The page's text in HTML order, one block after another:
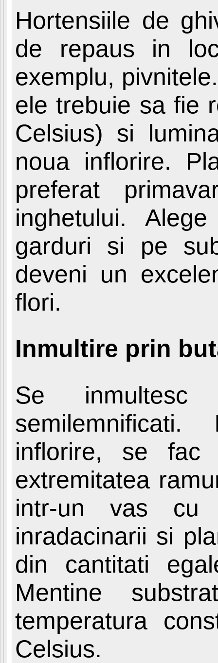
Hortensiile de
de repaus in
exemplu,
ele trebuie sa fie
Celsius) si
noua inflorire.
preferat
inghetului.
garduri si pe
deveni un
flori.
Inmultire prin
Se
inflorire, se
extremitatea
intr-un vas cu
inradacinarii si
din cantitati
Mentine
temperatura
Celsius.